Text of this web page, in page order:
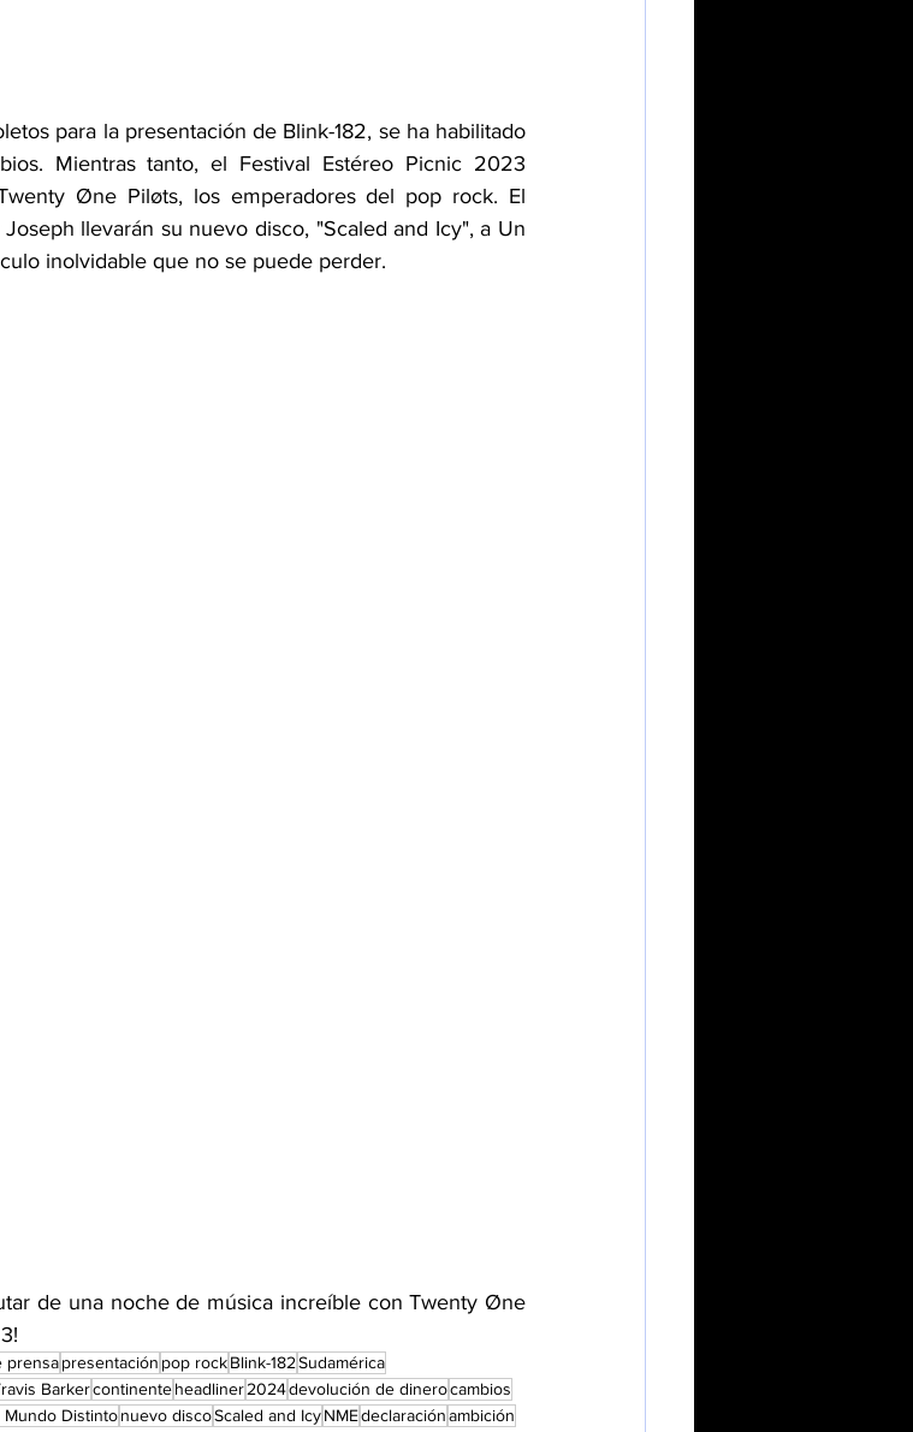
para la presentación de Blink-182, se ha habilitado
Mientras tanto, el Festival Estéreo Picnic 2023
Øne Piløts, los emperadores del pop rock. El
llevarán su nuevo disco, "Scaled and Icy", a Un
inolvidable que no se puede perder.
de una noche de música increíble con Twenty Øne
prensapresentación pop rockBlink-182Sudamérica
Barkercontinenteheadliner2024devolución de dinerocambios
Mundo Distintonuevo discoScaled and IcyNMEdeclaraciónambición